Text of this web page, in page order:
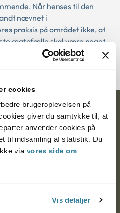
cookies
brugeroplevelsen på
giver du samtykke til, at
anvender cookies på
til indsamling af statistik. Du
via vores side om
Vis detaljer
Når henses til den
nævnet i
praksis på området ikke, at
ægtefælle skal være noget
i dette tilfælde ville være